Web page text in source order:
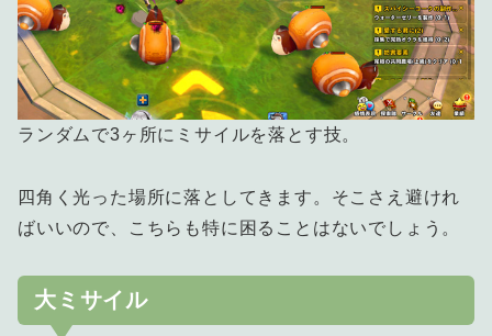
ランダムで3ヶ所にミサイルを落とす技。
四角く光った場所に落としてきます。そこさえ避けれ
ばいいので、こちらも特に困ることはないでしょう。
大ミサイル